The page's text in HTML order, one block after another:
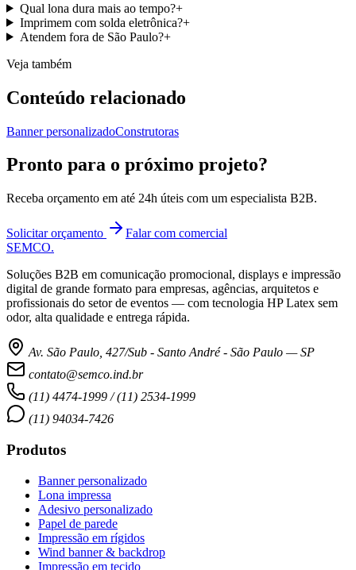
Qual lona dura mais ao tempo?+
Imprimem com solda eletrônica?+
Atendem fora de São Paulo?+
Veja também
Conteúdo relacionado
Banner personalizadoConstrutoras
Pronto para o próximo projeto?
Receba orçamento em até 24h úteis com um especialista B2B.
Solicitar orçamento
Falar com comercial
SEMCO.
Soluções B2B em comunicação promocional, displays e impressão
digital de grande formato para empresas, agências, arquitetos e
profissionais do setor de eventos — com tecnologia HP Latex sem
odor, alta qualidade e entrega rápida.
Av. São Paulo, 427/Sub - Santo André - São Paulo — SP
contato@semco.ind.br
(11) 4474-1999 / (11) 2534-1999
(11) 94034-7426
Produtos
Banner personalizado
Lona impressa
Adesivo personalizado
Papel de parede
Impressão em rígidos
Wind banner & backdrop
Impressão em tecido